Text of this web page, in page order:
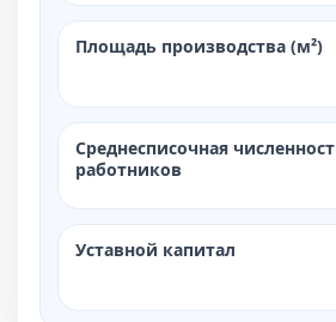
Площадь производства (м²)
Среднесписочная
работников
Уставной капитал